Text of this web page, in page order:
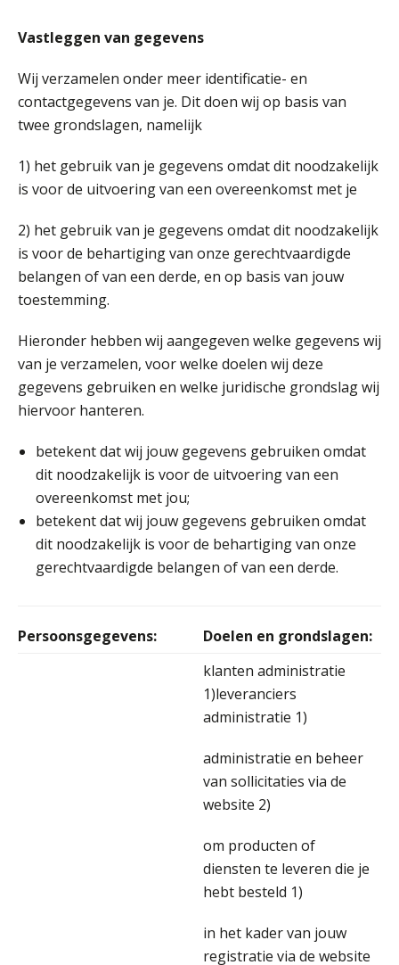
Vastleggen van gegevens
Wij verzamelen onder meer identificatie- en
contactgegevens van je. Dit doen wij op basis van
twee grondslagen, namelijk
1) het gebruik van je gegevens omdat dit noodzakelijk
is voor de uitvoering van een overeenkomst met je
2) het gebruik van je gegevens omdat dit noodzakelijk
is voor de behartiging van onze gerechtvaardigde
belangen of van een derde, en op basis van jouw
toestemming.
Hieronder hebben wij aangegeven welke gegevens wij
van je verzamelen, voor welke doelen wij deze
gegevens gebruiken en welke juridische grondslag wij
hiervoor hanteren.
betekent dat wij jouw gegevens gebruiken omdat
dit noodzakelijk is voor de uitvoering van een
overeenkomst met jou;
betekent dat wij jouw gegevens gebruiken omdat
dit noodzakelijk is voor de behartiging van onze
gerechtvaardigde belangen of van een derde.
Persoonsgegevens:
Doelen en grondslagen:
klanten administratie
1)leveranciers
administratie 1)
administratie en beheer
van sollicitaties via de
website 2)
om producten of
diensten te leveren die je
hebt besteld 1)
in het kader van jouw
registratie via de website
Rakesh Ghirah
Jasper van den Bergen
Winfred Merkus